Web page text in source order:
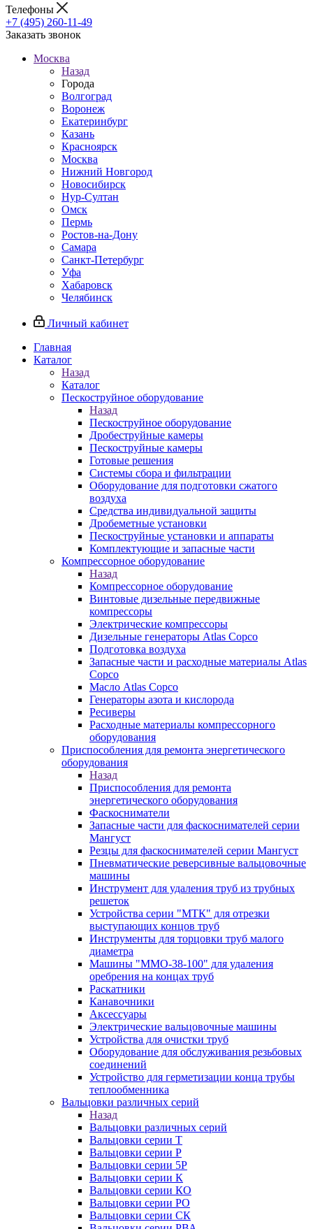
Телефоны
+7 (495) 260-11-49
Заказать звонок
Москва
Назад
Города
Волгоград
Воронеж
Екатеринбург
Казань
Красноярск
Москва
Нижний Новгород
Новосибирск
Нур-Султан
Омск
Пермь
Ростов-на-Дону
Самара
Санкт-Петербург
Уфа
Хабаровск
Челябинск
Личный кабинет
Главная
Каталог
Назад
Каталог
Пескоструйное оборудование
Назад
Пескоструйное оборудование
Дробеструйные камеры
Пескоструйные камеры
Готовые решения
Системы сбора и фильтрации
Оборудование для подготовки сжатого
воздуха
Средства индивидуальной защиты
Дробеметные установки
Пескоструйные установки и аппараты
Комплектующие и запасные части
Компрессорное оборудование
Назад
Компрессорное оборудование
Винтовые дизельные передвижные
компрессоры
Электрические компрессоры
Дизельные генераторы Atlas Copco
Подготовка воздуха
Запасные части и расходные материалы Atlas
Copco
Масло Atlas Copco
Генераторы азота и кислорода
Ресиверы
Расходные материалы компрессорного
оборудования
Приспособления для ремонта энергетического
оборудования
Назад
Приспособления для ремонта
энергетического оборудования
Фаскосниматели
Запасные части для фаскоснимателей серии
Мангуст
Резцы для фаскоснимателей серии Мангуст
Пневматические реверсивные вальцовочные
машины
Инструмент для удаления труб из трубных
решеток
Устройства серии "МТК" для отрезки
выступающих концов труб
Инструменты для торцовки труб малого
диаметра
Машины "ММО-38-100" для удаления
оребрения на концах труб
Раскатники
Канавочники
Аксессуары
Электрические вальцовочные машины
Устройства для очистки труб
Оборудование для обслуживания резьбовых
соединений
Устройство для герметизации конца трубы
теплообменника
Вальцовки различных серий
Назад
Вальцовки различных серий
Вальцовки серии Т
Вальцовки серии Р
Вальцовки серии 5Р
Вальцовки серии К
Вальцовки серии КО
Вальцовки серии РО
Вальцовки серии СК